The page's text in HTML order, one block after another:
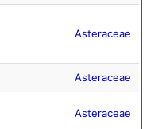
Asteraceae
Asteraceae
Asteraceae